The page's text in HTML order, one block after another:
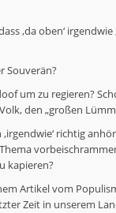
‚da oben‘ irgendwie
Souverän?
um zu regieren?
den „großen
richtig
kapieren?
Artikel vom
Zeit in unserem